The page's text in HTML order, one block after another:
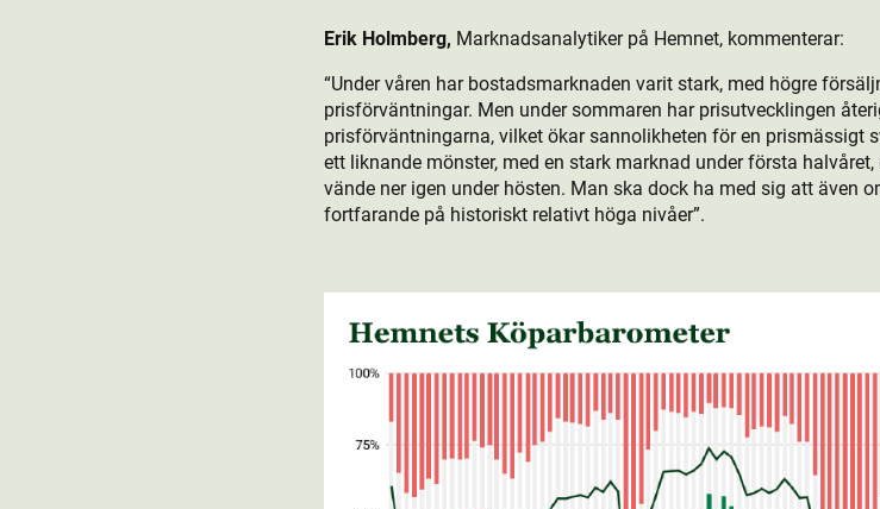
Erik Holmberg, Marknadsanalytiker på Hemnet, kommenterar:
“Under våren har bostads­marknaden varit stark, med högre
prisförväntningar. Men under sommaren har prisutvecklingen
prisförväntningarna, vilket ökar sannolikheten för en prismässigt
ett liknande mönster, med en stark marknad under första
vände ner igen under hösten. Man ska dock ha med sig att även
fortfarande på historiskt relativt höga nivåer”.